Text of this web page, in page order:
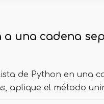
a una cadena
de Python en una
aplique el método